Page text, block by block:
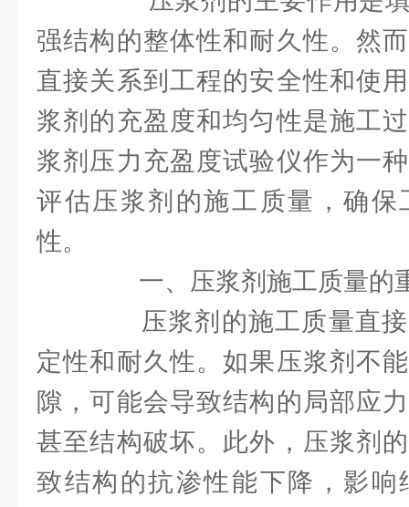
强结构的整体性和耐久性。然
直接关系到工程的安全性和使
浆剂的充盈度和均匀性是施工
浆剂压力充盈度试验仪作为一
评估压浆剂的施工质量，确保
性。
一、压浆剂施工质量的
压浆剂的施工质量直接
定性和耐久性。如果压浆剂不
隙，可能会导致结构的局部应
甚至结构破坏。此外，压浆剂
致结构的抗渗性能下降，影响